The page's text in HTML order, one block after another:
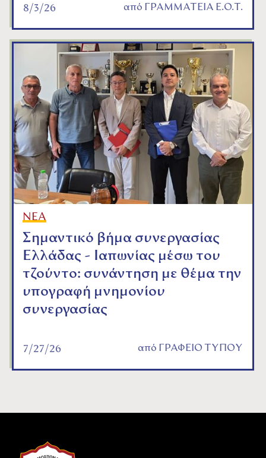
8/3/26 από ΓΡΑΜΜΑΤΕΙΑ Ε.Ο.Τ.
ΝΕΑ
Σημαντικό βήμα συνεργασίας
Ελλάδας - Ιαπωνίας μέσω του
τζούντο: συνάντηση με θέμα την
υπογραφή μνημονίου
συνεργασίας
7/27/26 από ΓΡΑΦΕΙΟ ΤΥΠΟΥ